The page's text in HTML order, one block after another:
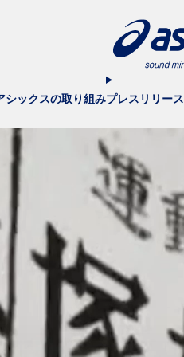
シックスの取り組みプレスリリース